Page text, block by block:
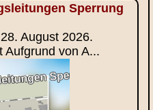
Sperrung
August 2026.
Aufgrund von A...